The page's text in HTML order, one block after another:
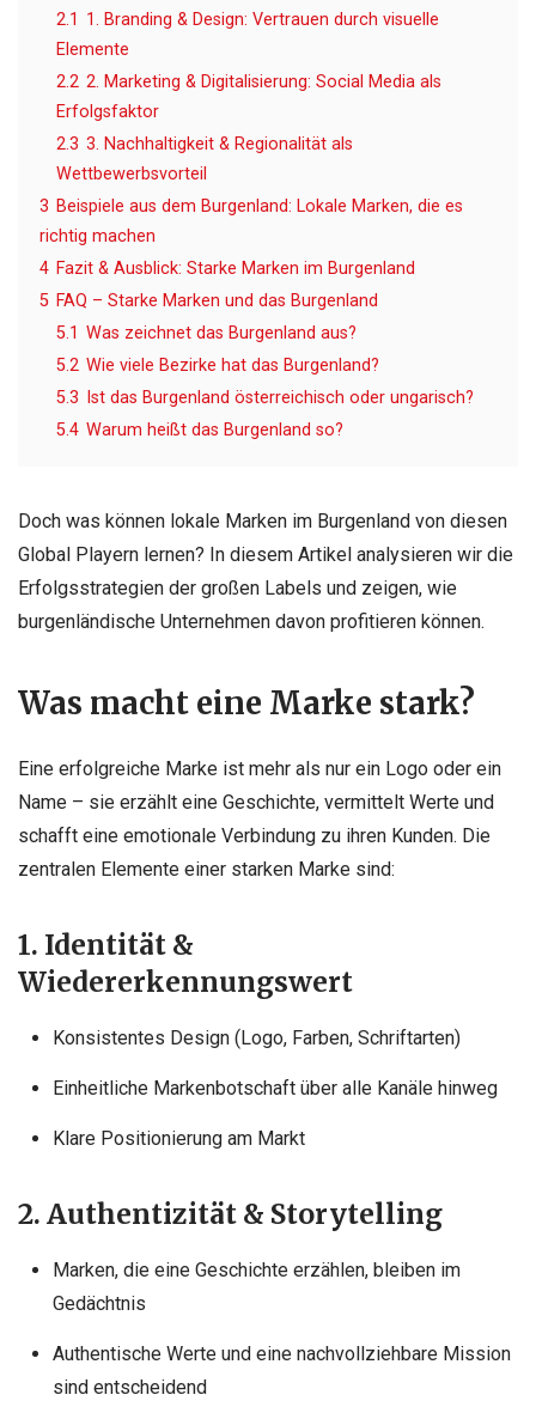
2.1 1. Branding & Design: Vertrauen durch visuelle
Elemente
2.2 2. Marketing & Digitalisierung: Social Media als
Erfolgsfaktor
2.3 3. Nachhaltigkeit & Regionalität als
Wettbewerbsvorteil
3 Beispiele aus dem Burgenland: Lokale Marken, die es
richtig machen
4 Fazit & Ausblick: Starke Marken im Burgenland
5 FAQ – Starke Marken und das Burgenland
5.1 Was zeichnet das Burgenland aus?
5.2 Wie viele Bezirke hat das Burgenland?
5.3
Ist das Burgenland österreichisch oder ungarisch?
5.4 Warum heißt das Burgenland so?
Doch was können lokale Marken im Burgenland von diesen
Global Playern lernen? In diesem Artikel analysieren wir die
Erfolgsstrategien der großen Labels und zeigen, wie
burgenländische Unternehmen davon profitieren können.
Was macht eine Marke stark?
Eine erfolgreiche Marke ist mehr als nur ein Logo oder ein
Name – sie erzählt eine Geschichte, vermittelt Werte und
schafft eine emotionale Verbindung zu ihren Kunden. Die
zentralen Elemente einer starken Marke sind:
1. Identität &
Wiedererkennungswert
Konsistentes Design (Logo, Farben, Schriftarten)
Einheitliche Markenbotschaft über alle Kanäle hinweg
Klare Positionierung am Markt
2. Authentizität & Storytelling
Marken, die eine Geschichte erzählen, bleiben im
Gedächtnis
Authentische Werte und eine nachvollziehbare Mission
sind entscheidend